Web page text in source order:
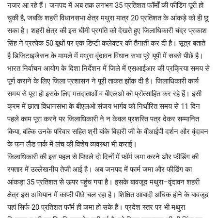
नजर आ रहे हैं। जनपद में अब तक लगभग 35 प्रतिशत फॉर्मों की फीडिंग पूरी हो
चुकी है, जबकि शहरी विधानसभा क्षेत्र मथुरा मात्र 20 प्रतिशत के आंकड़े को ही छू
सका है। शहरी क्षेत्र की इस धीमी प्रगति को देखते हुए जिलाधिकारी चंद्र प्रकाश
सिंह ने प्रत्येक 50 बूथों पर एक डिप्टी कलेक्टर की तैनाती कर दी है। सूत्र बताते
है डिजिटाइजेसन के मामले में मथुरा वृंदावन विधान सभा पूरे यूपी में सबसे पीछे है।
भारत निर्वाचन आयोग के दिशा निर्देशन में जिले में एसआईआर की प्रक्रिया समय से
पूर्ण कराने के लिए जिला प्रशासन ने पूरी ताकत झोंक दी है। जिलाधिकारी कार्य
समय से पूरा हो इसके लिए मतदाताओं व बीएलओ को प्रोत्साहित कर रहे हैं। इसी
क्रम में छाता विधानसभा के बीएलओ संजय भार्गव को निर्धारित समय से 11 दिन
पहले काम पूरा करने पर जिलाधिकारी ने न केवल प्रशस्ति पत्र देकर सम्मानित
किया, बल्कि उनके परिवार सहित श्री बांके बिहारी जी के वीआईपी दर्शन और वृंदावन
के फन लैंड पार्क में लंच की विशेष व्यवस्था भी कराई।
जिलाधिकारी की इस पहल से पिछले दो दिनों में फॉर्म जमा करने और फीडिंग की
रफ्तार में उल्लेखनीय तेजी आई है। अब जनपद में फार्म जमा और फीडिंग का
आंकड़ा 35 प्रतिशत से ऊपर पहुंच गया है। इसके बावजूद मथुरा–वृंदावन शहरी
क्षेत्र इस अभियान में काफी पीछे चल रहा है। शिक्षित आबादी अधिक होने के बावजूद
यहां सिर्फ 20 प्रतिशत फॉर्म ही जमा हो सके हैं। प्रदेश स्तर पर भी मथुरा